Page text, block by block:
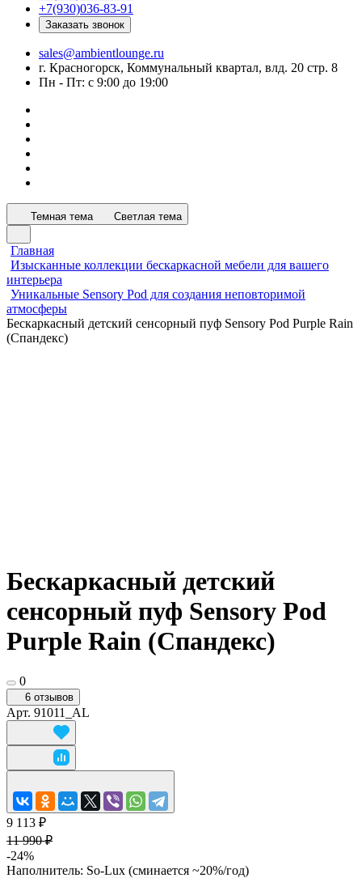
+7(930)036-83-91
Заказать звонок
sales@ambientlounge.ru
г. Красногорск, Коммунальный квартал, влд. 20 стр. 8
Пн - Пт: с 9:00 до 19:00
Темная тема Светлая тема
Главная
Изысканные коллекции бескаркасной мебели для вашего
интерьера
Уникальные Sensory Pod для создания неповторимой
атмосферы
Бескаркасный детский сенсорный пуф Sensory Pod Purple Rain
(Спандекс)
Бескаркасный детский
сенсорный пуф Sensory Pod
Purple Rain (Спандекс)
0
6 отзывов
Арт. 91011_AL
9 113 ₽
11 990 ₽
-24%
Наполнитель: So-Lux (cминается ~20%/год)